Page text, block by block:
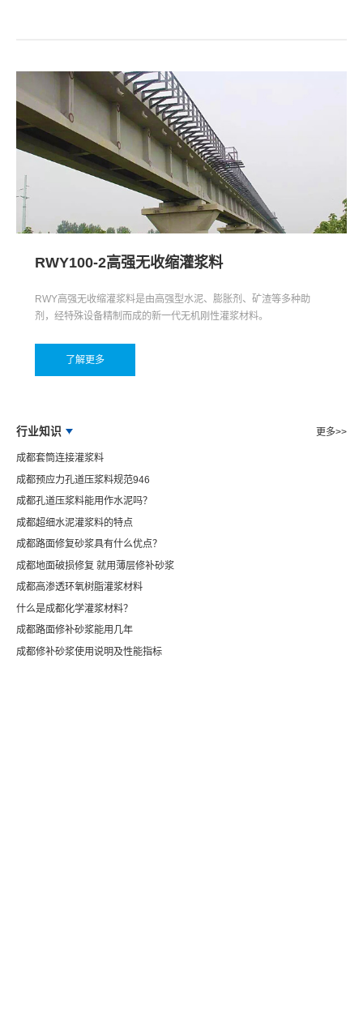
RWY100-2高强无收缩灌浆料
RWY高强无收缩灌浆料是由高强型水泥、膨胀剂、矿渣等多种助
剂，经特殊设备精制而成的新一代无机刚性灌浆材料。
了解更多
行业知识
成都套筒连接灌浆料
成都预应力孔道压浆料规范946
成都孔道压浆料能用作水泥吗？
成都超细水泥灌浆料的特点
成都路面修复砂浆具有什么优点？
成都地面破损修复 就用薄层修补砂浆
成都高渗透环氧树脂灌浆材料
什么是成都化学灌浆材料？
成都路面修补砂浆能用几年
成都修补砂浆使用说明及性能指标
更多>>